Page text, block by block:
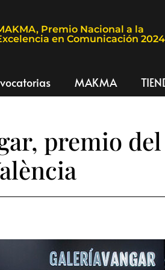
Premio Nacional a la
en Comunicación 2024
MAKMA
premio del